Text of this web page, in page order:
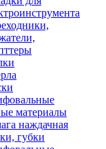
материалы
наждачная
губки